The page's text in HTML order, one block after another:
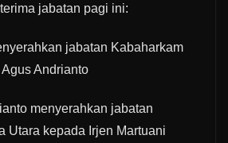
jabatan pagi ini:
jabatan Kabaharkam
Andrianto
menyerahkan jabatan
Utara kepada Irjen Martuani